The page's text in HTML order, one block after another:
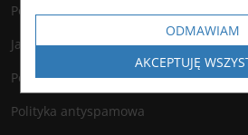
Polityka prywatności
Jak kupować?
Polityka legalności
Polityka antyspamowa
ODMAWIAM
AKCEPTUJĘ